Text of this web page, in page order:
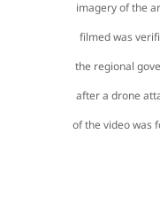
imagery of the
filmed was
the regional
after a drone
of the video was